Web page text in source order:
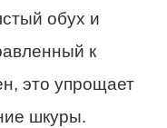
обух и
к
это упрощает
шкуры.